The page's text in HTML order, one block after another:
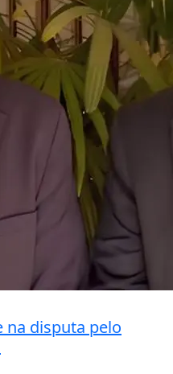
na disputa pelo